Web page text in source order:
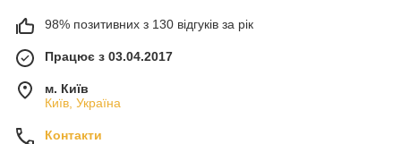
98% позитивних з 130 відгуків за рік
Працює з 03.04.2017
м. Київ
Київ, Україна
Контакти